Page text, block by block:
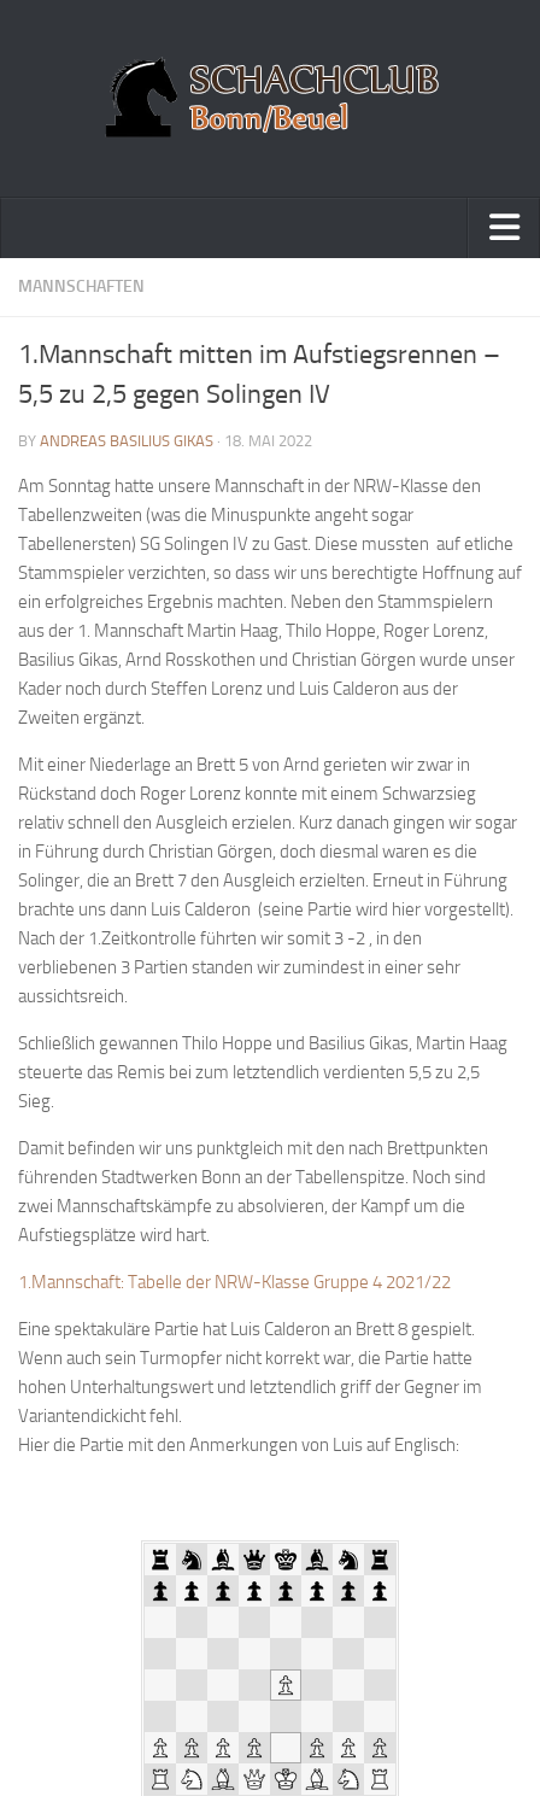
Home
Vereinsmeisterschaft
Vereinspokalturnier
Vereinsschnellschachmeisterschaft
Blitzturnierserie
Schnellturnierserie
Bayernpokal
Sommerturnier
Mannschaften
1. Mannschaft
2. Mannschaft
4. Mannschaft
5. Mannschaft
Jugendschach
Schach online
Termine
Verein
Anfahrt
Vorstand
Mitglieder
Datenschutzordnung
En passant
BKV
MANNSCHAFTEN
1.Mannschaft mitten im Aufstiegsrennen –
5,5 zu 2,5 gegen Solingen IV
BY ANDREAS BASILIUS GIKAS · 18. MAI 2022
Am Sonntag hatte unsere Mannschaft in der NRW-Klasse den
Tabellenzweiten (was die Minuspunkte angeht sogar
Tabellenersten) SG Solingen IV zu Gast. Diese mussten auf etliche
Stammspieler verzichten, so dass wir uns berechtigte Hoffnung auf
ein erfolgreiches Ergebnis machten. Neben den Stammspielern
aus der 1. Mannschaft Martin Haag, Thilo Hoppe, Roger Lorenz,
Basilius Gikas, Arnd Rosskothen und Christian Görgen wurde unser
Kader noch durch Steffen Lorenz und Luis Calderon aus der
Zweiten ergänzt.
Mit einer Niederlage an Brett 5 von Arnd gerieten wir zwar in
Rückstand doch Roger Lorenz konnte mit einem Schwarzsieg
relativ schnell den Ausgleich erzielen. Kurz danach gingen wir sogar
in Führung durch Christian Görgen, doch diesmal waren es die
Solinger, die an Brett 7 den Ausgleich erzielten. Erneut in Führung
brachte uns dann Luis Calderon (seine Partie wird hier vorgestellt).
Nach der 1.Zeitkontrolle führten wir somit 3 -2 , in den
verbliebenen 3 Partien standen wir zumindest in einer sehr
aussichtsreich.
Schließlich gewannen Thilo Hoppe und Basilius Gikas, Martin Haag
steuerte das Remis bei zum letztendlich verdienten 5,5 zu 2,5
Sieg.
Damit befinden wir uns punktgleich mit den nach Brettpunkten
führenden Stadtwerken Bonn an der Tabellenspitze. Noch sind
zwei Mannschaftskämpfe zu absolvieren, der Kampf um die
Aufstiegsplätze wird hart.
1.Mannschaft: Tabelle der NRW-Klasse Gruppe 4 2021/22
Eine spektakuläre Partie hat Luis Calderon an Brett 8 gespielt.
Wenn auch sein Turmopfer nicht korrekt war, die Partie hatte
hohen Unterhaltungswert und letztendlich griff der Gegner im
Variantendickicht fehl.
Hier die Partie mit den Anmerkungen von Luis auf Englisch: